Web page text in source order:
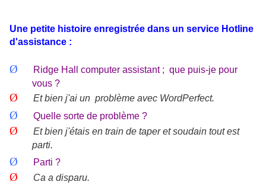
Une petite histoire enregistrée dans un service Hotline
d'assistance :
Ø Ridge Hall computer assistant ; que puis-je pour
vous ?
Ø Et bien j'ai un problème avec WordPerfect.
Ø Quelle sorte de problème ?
Ø
Et bien j'étais en train de taper et soudain tout est
parti.
Ø Parti ?
Ø Ca a disparu.